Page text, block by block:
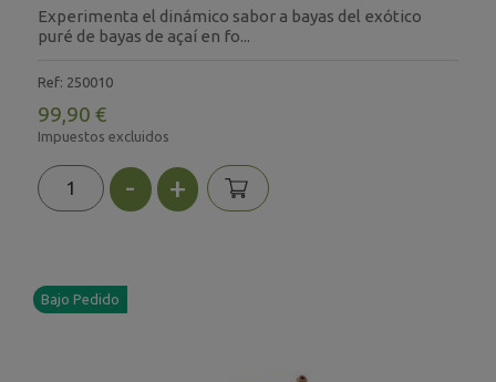
Experimenta el dinámico sabor a bayas del exótico
puré de bayas de açaí en fo...
Ref: 250010
99,90 €
Impuestos excluidos
- +
Bajo Pedido